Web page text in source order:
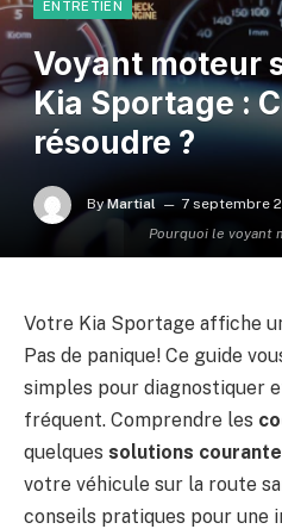
Pourquoi le voyant
ENTRETIEN
Voyant moteur
Kia Sportage :
résoudre ?
By Martial 7 septembre
Votre Kia Sportage affiche
Pas de panique! Ce guide
simples pour diagnostiquer
fréquent. Comprendre les
quelques solutions
votre véhicule sur la route
conseils pratiques pour une